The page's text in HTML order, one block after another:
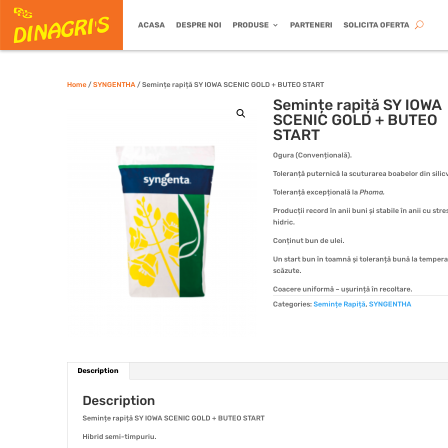
ACASA DESPRE NOI PRODUSE PARTENERI SOLICITA OFERTA
Home /SYNGENTHA / Semințe rapiță SY IOWA SCENIC GOLD + BUTEO START
Semințe rapiță SY IOWA
SCENIC GOLD + BUTEO
START
Ogura (Convențională).
Toleranță puternică la scuturarea boabelor din
Toleranță excepțională laPhoma.
Producții record în anii buni și stabile în anii cu
hidric.
Conținut bun de ulei.
Un start bun în toamnă și toleranță bună la
scăzute.
Coacere uniformă – ușurință în recoltare.
Categories:Semințe Rapiță,SYNGENTHA
Description
Description
Semințe rapiță SY IOWA SCENIC GOLD + BUTEO START
Hibrid semi-timpuriu.